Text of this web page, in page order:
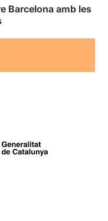
Barcelona amb les